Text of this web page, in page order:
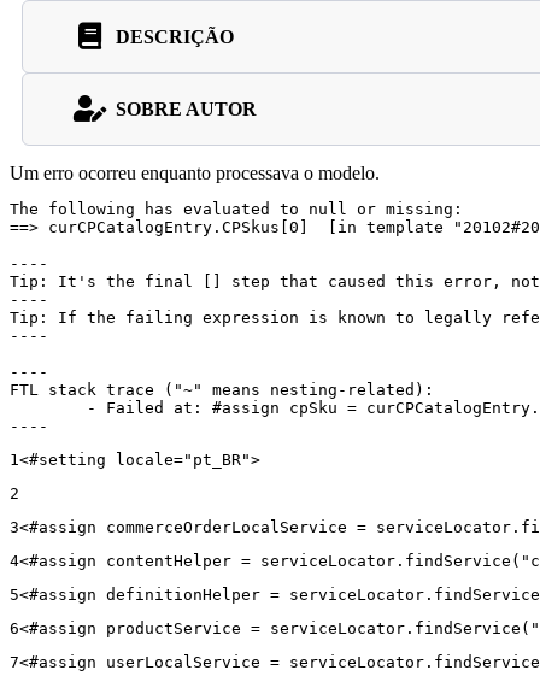
DESCRIÇÃO
SOBRE AUTOR
Um erro ocorreu enquanto processava o modelo.
The following has evaluated to null or missing:
==> curCPCatalogEntry.CPSkus[0]  [in template
----
Tip: It's the final [] step that caused this error,
----
Tip: If the failing expression is known to legally refer
----
----
FTL stack trace ("~" means nesting-related):
----
1 <#setting locale="pt_BR">
2
3<#assign commerceOrderLocalService =
4<#assign contentHelper =
5<#assign definitionHelper =
6<#assign productService =
7<#assign userLocalService =